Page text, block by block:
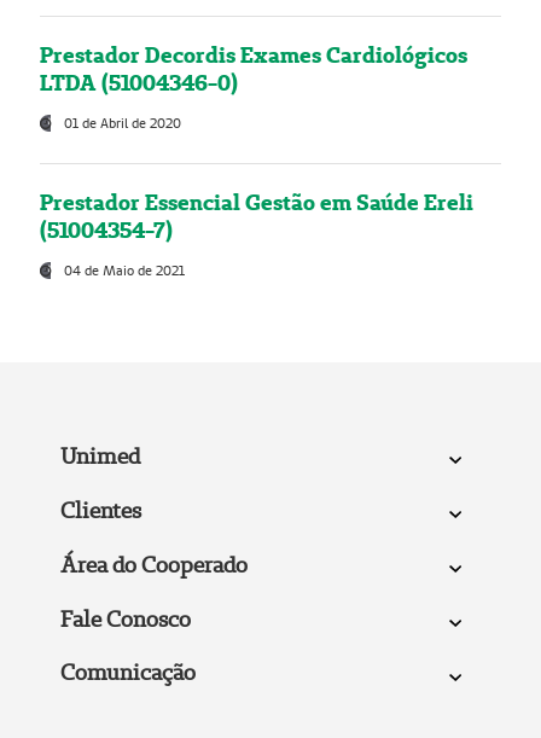
Prestador Decordis Exames Cardiológicos
LTDA (51004346-0)
01 de Abril de 2020
Prestador Essencial Gestão em Saúde Ereli
(51004354-7)
04 de Maio de 2021
Unimed
Clientes
Área do Cooperado
Fale Conosco
Comunicação